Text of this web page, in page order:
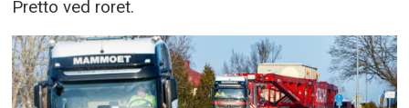
Pretto ved roret.